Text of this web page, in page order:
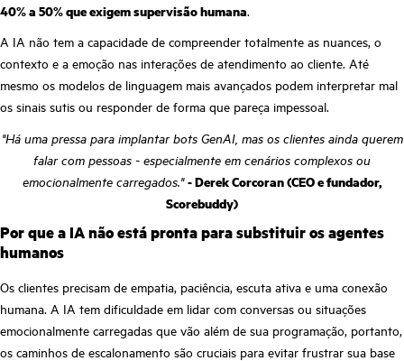
40% a 50% que exigem supervisão humana.
A IA não tem a capacidade de compreender totalmente as nuances, o
contexto e a emoção nas interações de atendimento ao cliente. Até
mesmo os modelos de linguagem mais avançados podem interpretar mal
os sinais sutis ou responder de forma que pareça impessoal.
"Há uma pressa para implantar bots GenAI, mas os clientes ainda querem
falar com pessoas - especialmente em cenários complexos ou
emocionalmente carregados." - Derek Corcoran (CEO e fundador,
Scorebuddy)
Por que a IA não está pronta para substituir os agentes
humanos
Os clientes precisam de empatia, paciência, escuta ativa e uma conexão
humana. A IA tem dificuldade em lidar com conversas ou situações
emocionalmente carregadas que vão além de sua programação, portanto,
os caminhos de escalonamento são cruciais para evitar frustrar sua base